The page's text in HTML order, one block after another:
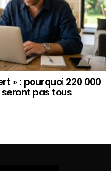
» : pourquoi 220 000
seront pas tous